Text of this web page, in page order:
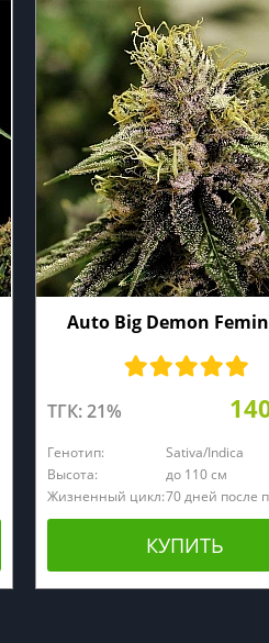
Auto Big Demon
ТГК: 21%
Генотип:
Sativa/Indica
Высота:
до 110 см
Жизненный цикл:70 дней после
КУПИТЬ